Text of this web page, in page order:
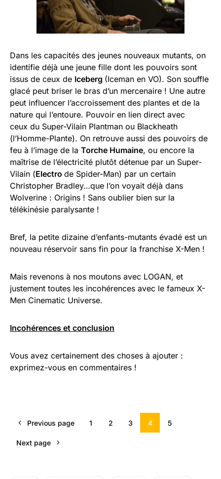
Dans les capacités des jeunes nouveaux mutants, on
identifie déjà une jeune fille dont les pouvoirs sont
issus de ceux de Iceberg (Iceman en VO). Son souffle
glacé peut briser le bras d’un mercenaire ! Une autre
peut influencer l’accroissement des plantes et de la
nature qui l’entoure. Pouvoir en lien direct avec
ceux du Super-Vilain Plantman ou Blackheath
(l’Homme-Plante). On retrouve aussi des pouvoirs de
feu à l’image de la Torche Humaine, ou encore la
maîtrise de l’électricité plutôt détenue par un Super-
Vilain (Electro de Spider-Man) par un certain
Christopher Bradley…que l’on voyait déjà dans
Wolverine : Origins ! Sans oublier bien sur la
télékinésie paralysante !
Bref, la petite dizaine d’enfants-mutants évadé est un
nouveau réservoir sans fin pour la franchise X-Men !
Mais revenons à nos moutons avec LOGAN, et
justement toutes les incohérences avec le fameux X-
Men Cinematic Universe.
Incohérences et conclusion
Vous avez certainement des choses à ajouter :
exprimez-vous en commentaires !
Previous page 1 2 3 4 5
Next page